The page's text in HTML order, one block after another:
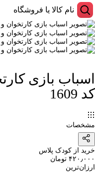
اسباب بازی
کد 1609
مشخصات
خرید از کودک پلاس
۴۲۰٫۰۰۰ تومان
ارزان‌ترین